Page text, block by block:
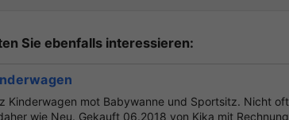
Sie ebenfalls interessieren:
Kinderwagen mot Babywanne und Sportsitz. Nicht oft
wie Neu. Gekauft 06.2018 von Kika mit Rechnung